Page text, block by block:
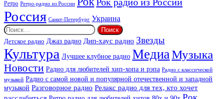
Ретро Ретро-радио из России
Россия Санкт-Петербург Украина
Найти:
Детское радио Джаз радио Дип-хаус радио Звезды
Культура Лучшее клубное радио МедиаМузыка
Новости Радио для любителей хип-хопа и рэпа Радио с классической
музыкой Радио с самой новой и популярной отечественной и западной
музыкой Разговорное радио Релакс радио для тех, кто хочет